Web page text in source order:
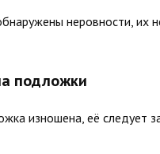
неровности, их
подложки
изношена, её следует